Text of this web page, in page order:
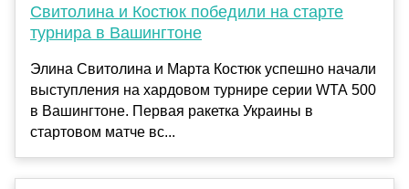
Свитолина и Костюк победили на старте
турнира в Вашингтоне
Элина Свитолина и Марта Костюк успешно начали
выступления на хардовом турнире серии WTA 500
в Вашингтоне. Первая ракетка Украины в
стартовом матче вс...